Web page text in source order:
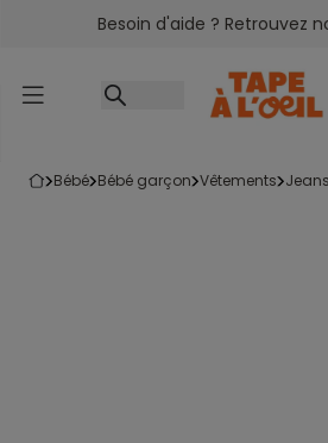
Accéder au contenu
Besoin d'aide ? Retrouvez
bébé bébé garçon vêtements jeans